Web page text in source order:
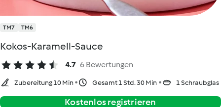
TM7 TM6
Kokos-Karamell-Sauce
4.7 6 Bewertungen
Zubereitung 10 Min Gesamt 1 Std. 30 Min 1 Schraubglas
Kostenlos registrieren